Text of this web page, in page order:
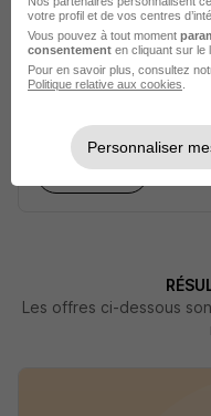
Supplier
EMEA H/F
Industry Executive
Voir l’offre
Les offres ci-dessous
votre profil et de vos centres
Vous pouvez à tout moment
consentement en cliquant sur le
Pour en savoir plus, consultez
Politique relative aux cookies
Personnaliser